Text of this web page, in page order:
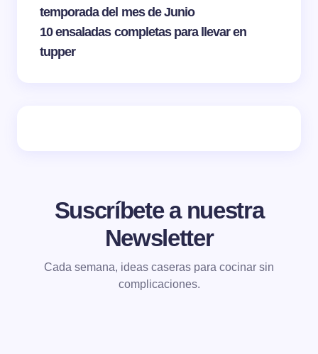
temporada del mes de Junio
10 ensaladas completas para llevar en
tupper
Suscríbete a nuestra
Newsletter
Cada semana, ideas caseras para cocinar sin
complicaciones.